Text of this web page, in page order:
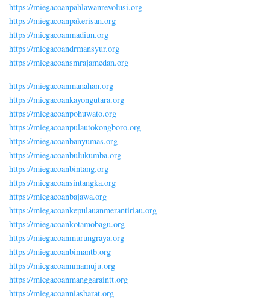
https://miegacoanpahlawanrevolusi.org
https://miegacoanpakerisan.org
https://miegacoanmadiun.org
https://miegacoandrmansyur.org
https://miegacoansmrajamedan.org
https://miegacoanmanahan.org
https://miegacoankayongutara.org
https://miegacoanpohuwato.org
https://miegacoanpulautokongboro.org
https://miegacoanbanyumas.org
https://miegacoanbulukumba.org
https://miegacoanbintang.org
https://miegacoansintangka.org
https://miegacoanbajawa.org
https://miegacoankepulauanmerantiriau.org
https://miegacoankotamobagu.org
https://miegacoanmurungraya.org
https://miegacoanbimantb.org
https://miegacoannmamuju.org
https://miegacoanmanggaraintt.org
https://miegacoanniasbarat.org